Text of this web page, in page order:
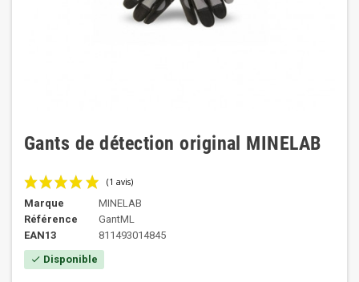
Gants de détection original MINELAB
Marque
MINELAB
Référence
GantML
EAN13
811493014845
check Disponible